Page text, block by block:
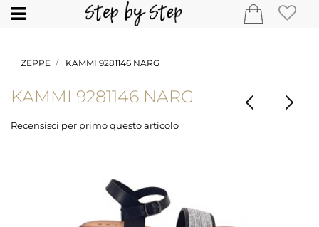
Open
ZEPPE KAMMI 9281146 NARG
KAMMI 9281146 NARG
Recensisci per primo questo articolo